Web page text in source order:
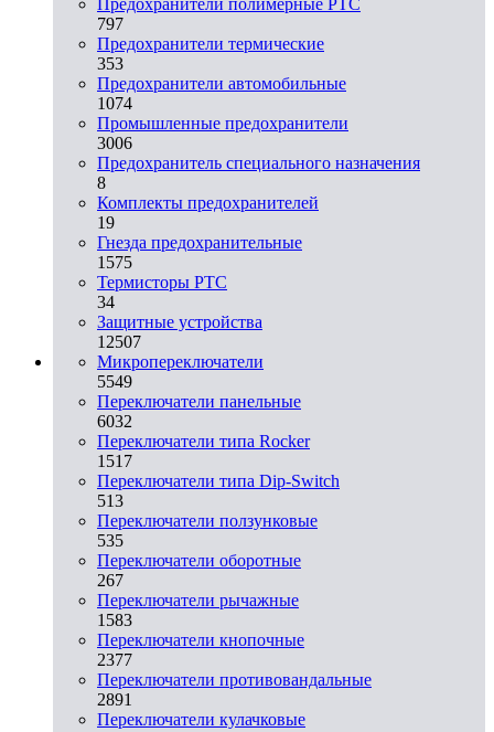
797
Предохранители термические
353
Предохранители автомобильные
1074
Промышленные предохранители
3006
Предохранитель специального назначения
8
Комплекты предохранителей
19
Гнезда предохранительные
1575
Термисторы PTC
34
Защитные устройства
12507
Микропереключатели
5549
Переключатели панельные
6032
Переключатели типа Rocker
1517
Переключатели типа Dip-Switch
513
Переключатели ползунковые
535
Переключатели оборотные
267
Переключатели рычажные
1583
Переключатели кнопочные
2377
Переключатели противовандальные
2891
Переключатели кулачковые